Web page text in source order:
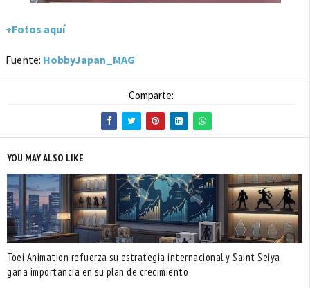
+Fotos aquí
Fuente: HobbyJapan_MAG
Comparte:
YOU MAY ALSO LIKE
Toei Animation refuerza su estrategia internacional y Saint Seiya
gana importancia en su plan de crecimiento